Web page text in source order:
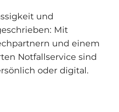
und
Mit
und einem
Notfallservice sind
oder digital.